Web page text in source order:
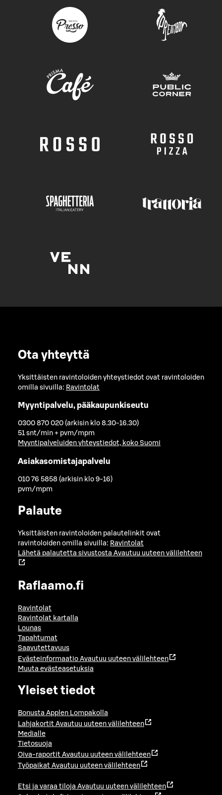
Ota yhteyttä
Yksittäisten ravintoloiden yhteystiedot ovat ravintoloiden
omilla sivuilla: Ravintolat
Myyntipalvelu, pääkaupunkiseutu
0300 870 020 (arkisin klo 8.30-16.30)
51 snt/min + pvm/mpm
Myyntipalveluiden yhteystiedot, koko Suomi
Asiakasomistajapalvelu
010 76 5858 (arkisin klo 9-16)
pvm/mpm
Palaute
Yksittäisten ravintoloiden palautelinkit ovat
ravintoloiden omilla sivuilla: Ravintolat
Lähetä palautetta sivustosta Avautuu uuteen välilehteen
Raflaamo.fi
Ravintolat
Ravintolat kartalla
Lounas
Tapahtumat
Saavutettavuus
Evästeinformaatio Avautuu uuteen välilehteen
Muuta evästeasetuksia
Yleiset tiedot
Bonusta Applen Lompakolla
Lahjakortit Avautuu uuteen välilehteen
Medialle
Tietosuoja
Oiva-raportit Avautuu uuteen välilehteen
Työpaikat Avautuu uuteen välilehteen
Etsi ja varaa tiloja Avautuu uuteen välilehteen